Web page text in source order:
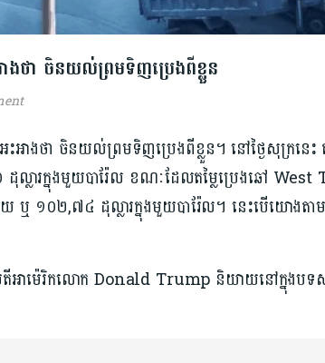
អាងថា ចិនយល់ព្រមទិញប្រេងពីខ្លួន
អះអាងថា ចិនយល់ព្រមទិញប្រេងពីខ្លួន។ នៅថ្ងៃសុក្រនេះ
លារក្នុងមួយបារ៉ែល ខណៈដែលតម្លៃប្រេងឆៅ West
១០២,៧៤ ដុល្លារក្នុងមួយបារ៉ែល។ នេះបើយោងតាម
បតីអាម៉េរិកលោក Donald Trump និយាយនៅក្នុងបទ